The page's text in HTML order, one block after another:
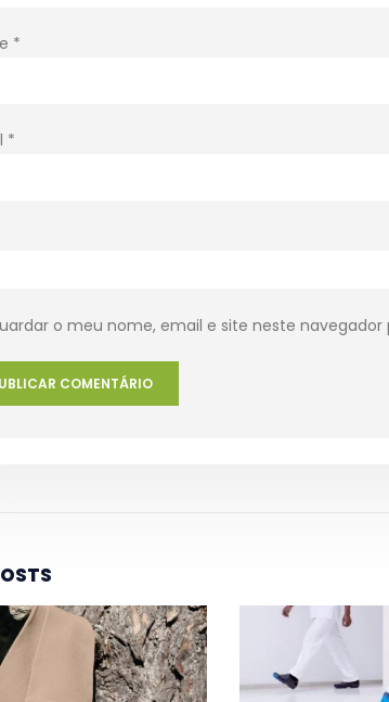
*
*
o meu nome, email e site neste